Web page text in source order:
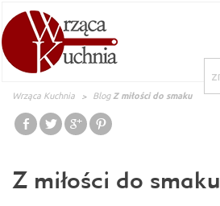
Wrząca Kuchnia Blog Z miłości do smaku
Z miłości do smaku